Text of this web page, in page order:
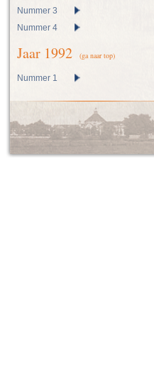
Nummer 3
Nummer 4
Jaar 1992 (ga naar top)
Nummer 1